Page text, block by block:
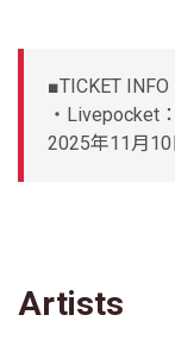
■TICKET INFO
・Livepocket：
2025年11月
Artists